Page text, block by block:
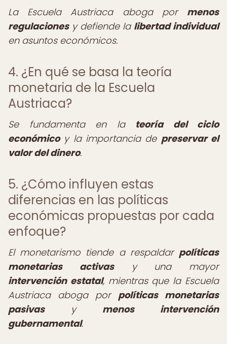
La Escuela Austriaca aboga por menos
regulacionesy defiende la libertad individual
en asuntos económicos.
4. ¿En qué se basa la teoría
monetaria de la Escuela
Austriaca?
Se fundamenta en la teoría del ciclo
económicoy la importancia de preservar el
valor del dinero.
5. ¿Cómo influyen estas
diferencias en las políticas
económicas propuestas por cada
enfoque?
El monetarismo tiende a respaldar políticas
monetarias activasy una mayor
intervención estatal, mientras que la Escuela
Austriaca aboga por políticas monetarias
pasivasy menos intervención
gubernamental.